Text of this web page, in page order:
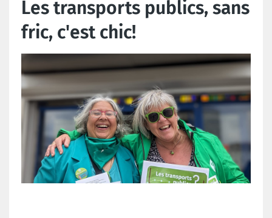
Les transports publics, sans
fric, c'est chic!